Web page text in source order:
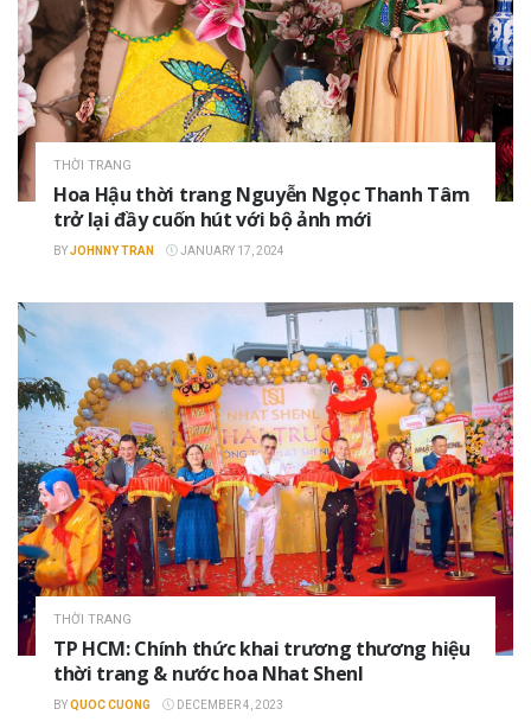
THỜI TRANG
Hoa Hậu thời trang Nguyễn Ngọc Thanh Tâm
trở lại đầy cuốn hút với bộ ảnh mới
BYJOHNNY TRAN JANUARY 17, 2024
THỜI TRANG
TP HCM: Chính thức khai trương thương hiệu
thời trang & nước hoa Nhat Shenl
BYQUOC CUONG DECEMBER 4, 2023